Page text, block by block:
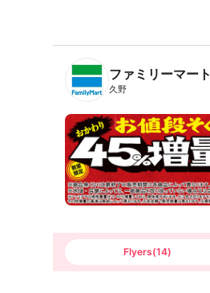
B
n
T
ファミリーマート
久野
Flyers(14)